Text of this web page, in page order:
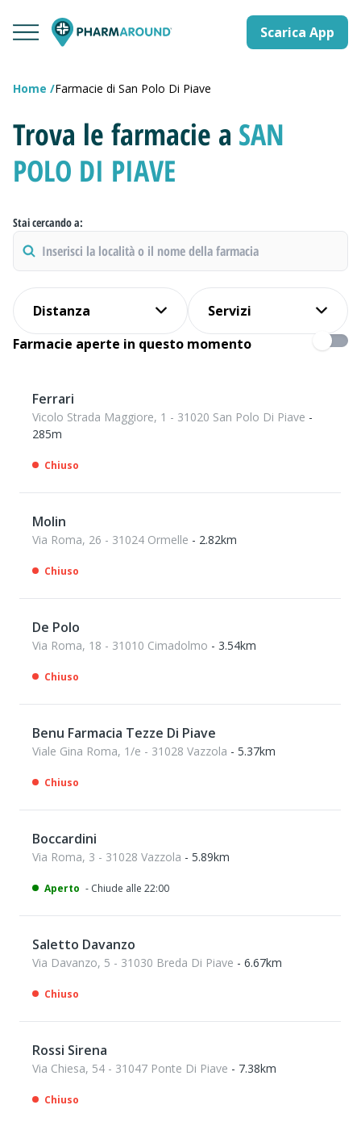
Scarica App
Home Farmacie di San Polo Di Piave
Trova le farmacie a SAN
POLO DI PIAVE
Stai cercando a:
Distanza
Servizi
Farmacie aperte in questo momento
Ferrari
Vicolo Strada Maggiore, 1 - 31020 San Polo Di Piave -
285m
Chiuso
Molin
Via Roma, 26 - 31024 Ormelle - 2.82km
Chiuso
De Polo
Via Roma, 18 - 31010 Cimadolmo - 3.54km
Chiuso
Benu Farmacia Tezze Di Piave
Viale Gina Roma, 1/e - 31028 Vazzola - 5.37km
Chiuso
Boccardini
Via Roma, 3 - 31028 Vazzola - 5.89km
Aperto - Chiude alle 22:00
Saletto Davanzo
Via Davanzo, 5 - 31030 Breda Di Piave - 6.67km
Chiuso
Rossi Sirena
Via Chiesa, 54 - 31047 Ponte Di Piave - 7.38km
Chiuso